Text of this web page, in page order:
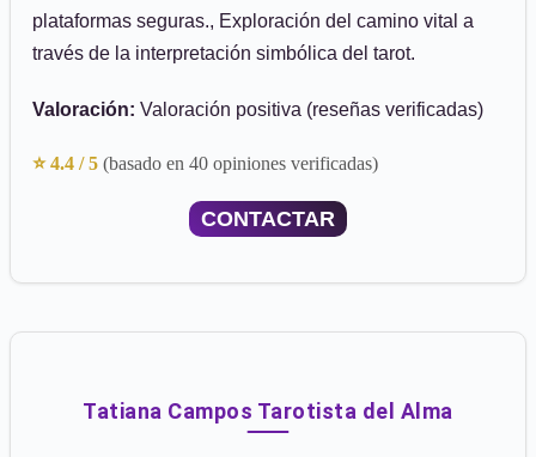
plataformas seguras., Exploración del camino vital a
través de la interpretación simbólica del tarot.
Valoración: Valoración positiva (reseñas verificadas)
⭐ 4.4 / 5 (basado en 40 opiniones verificadas)
CONTACTAR
Tatiana Campos Tarotista del Alma